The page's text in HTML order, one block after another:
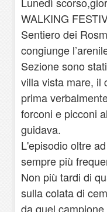
WALKING
Sentiero dei
congiunge
Sezione sono
villa vista mare, il
prima
forconi e picconi
guidava.
L'episodio oltre
sempre più
Non più tardi di
sulla colata di
da quel